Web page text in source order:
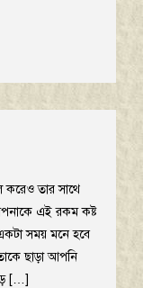
করেও তার সাথে
এই রকম কষ্ট
একটা সময় মনে হবে
ছাড়া আপনি
[…]